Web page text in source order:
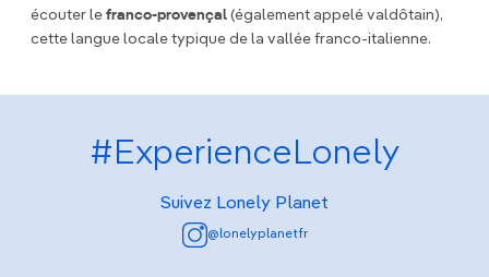
écouter le franco-provençal (également appelé valdôtain),
cette langue locale typique de la vallée franco-italienne.
#ExperienceLonely
Suivez Lonely Planet
@lonelyplanetfr